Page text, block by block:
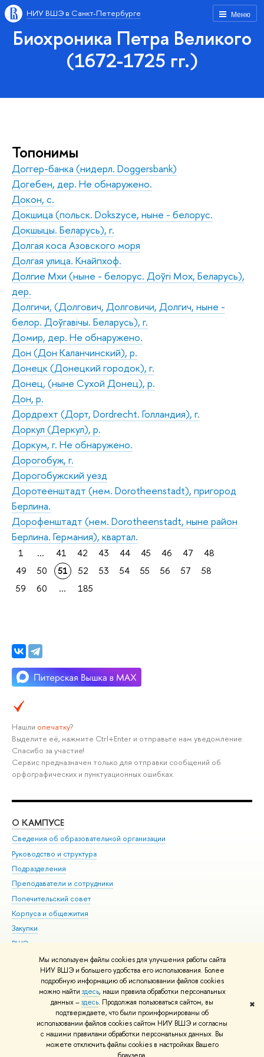
Мы используем файлы cookies для улучшения работы сайта
НИУ ВШЭ и большего удобства его использования. Более
подробную информацию об использовании файлов cookies
можно найти здесь, наши правила обработки персональных
данных –здесь. Продолжая пользоваться сайтом, вы
подтверждаете, что были проинформированы об
использовании файлов cookies сайтом НИУ ВШЭ и согласны
с нашими правилами обработки персональных данных. Вы
можете отключить файлы cookies в настройках Вашего
✖
Меню
НИУ ВШЭ в Санкт-Петербурге
Биохроника Петра Великого
(1672-1725 гг.)
Топонимы
Доггер-банка (нидерл. Doggersbank)
Догебен, дер. Не обнаружено.
Докон, с.
Докшица (польск. Dokszyce, ныне - белорус.
Докшыцы. Беларусь), г.
Долгая коса Азовского моря
Долгая улица. Кнайпхоф.
Долгие Мхи (ныне - белорус. Доўгі Мох, Беларусь),
дер.
Долгичи, (Долгович, Долговичи, Долгич, ныне -
белор. Доўгавiчы. Беларусь), г.
Домир, дер. Не обнаружено.
Дон (Дон Каланчинский), р.
Донецк (Донецкий городок), г.
Донец, (ныне Сухой Донец), р.
Дон, р.
Дордрехт (Дорт, Dordrecht. Голландия), г.
Доркул (Деркул), р.
Доркум, г. Не обнаружено.
Дорогобуж, г.
Дорогобужский уезд
Доротеенштадт (нем. Dorotheenstadt), пригород
Берлина.
Дорофенштадт (нем. Dorotheenstadt, ныне район
Берлина. Германия), квартал.
1 ... 41 42 43 44 45 46 47
48
49
50 51 52 53 54 55 56 57
58
59
60 ... 185
Нашли опечатку?
Выделите её, нажмите Ctrl+Enter и отправьте нам уведомление.
Спасибо за участие!
Сервис предназначен только для отправки сообщений об
орфографических и пунктуационных ошибках.
О КАМПУСЕ
Сведения об образовательной организации
Руководство и структура
Подразделения
Преподаватели и сотрудники
Попечительский совет
Корпуса и общежития
Закупки
ВШЭ для студентов с ограниченными возможностями
здоровья и инвалидностью
Версия для слабовидящих
Единая платежная страница
© НИУ ВШЭ 1993–2026 Адреса и контакты Условия использования
материалов Политика конфиденциальности Карта сайта
Шрифты HSE Sans и HSE Slab разработаны вШколе дизайна НИУ ВШЭ